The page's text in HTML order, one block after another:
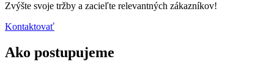
Zvýšte svoje tržby a zacieľte relevantných zákazníkov!
Kontaktovať
Ako postupujeme